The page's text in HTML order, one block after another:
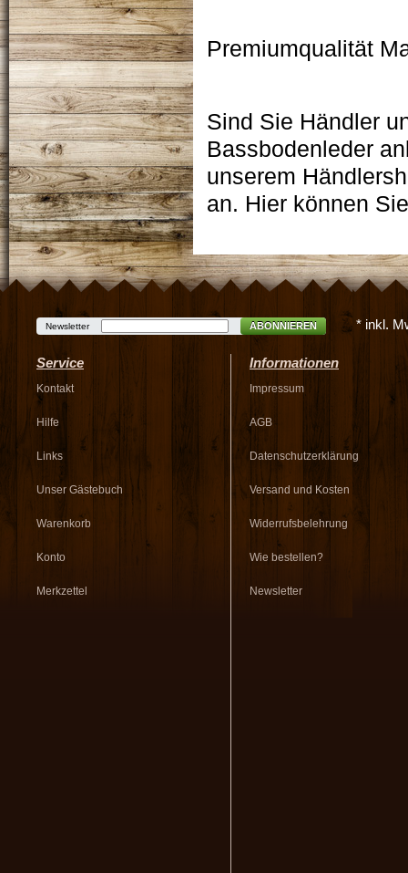
Premiumqualität
Sind Sie Händler
Bassbodenleder
unserem
an. Hier können
Newsletter ABONNIEREN * inkl.
Service
Kontakt
Hilfe
Links
Unser Gästebuch
Warenkorb
Konto
Merkzettel
Informationen
Impressum
AGB
Datenschutzerklärung
Versand und Kosten
Widerrufsbelehrung
Wie bestellen?
Newsletter